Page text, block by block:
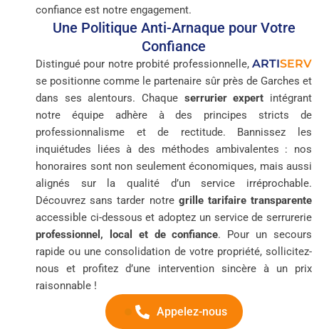
confiance est notre engagement.
Une Politique Anti-Arnaque pour Votre
Confiance
Distingué pour notre probité professionnelle, ARTISERV
se positionne comme le partenaire sûr près de Garches et
dans ses alentours. Chaque serrurier expert intégrant
notre équipe adhère à des principes stricts de
professionnalisme et de rectitude. Bannissez les
inquiétudes liées à des méthodes ambivalentes : nos
honoraires sont non seulement économiques, mais aussi
alignés sur la qualité d’un service irréprochable.
Découvrez sans tarder notre grille tarifaire transparente
accessible ci-dessous et adoptez un service de serrurerie
professionnel, local et de confiance. Pour un secours
rapide ou une consolidation de votre propriété, sollicitez-
nous et profitez d’une intervention sincère à un prix
raisonnable !
Appelez-nous